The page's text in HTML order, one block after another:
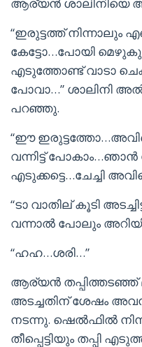
“ഇരുട്ടത്ത് നിന്നാലും
കേട്ടോ…പോയി
എടുത്തോണ്ട് വാടാ
പോവാ…” ശാലിനി
പറഞ്ഞു.
“ഈ
വന്നിട്ട്
എടുക്കട്ടെ…ചേച്ചി
“ടാ വാതില് കൂടി
വന്നാൽ പോലും
“ഹഹ…ശരി…”
ആര്യൻ
അടച്ചതിന് ശേഷം
നടന്നു. ഷെൽഫിൽ
തീപ്പെട്ടിയും തപ്പി